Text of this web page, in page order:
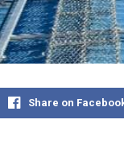
Share on